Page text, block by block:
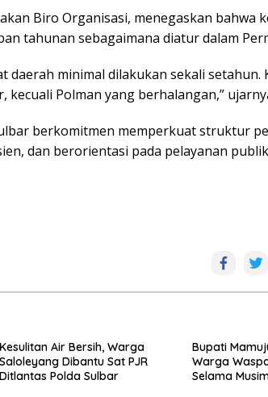
Biro Organisasi, menegaskan bahwa
tahunan sebagaimana diatur dalam
daerah minimal dilakukan sekali setahun.
Polman yang berhalangan,”
berkomitmen memperkuat struktur
dan berorientasi pada pelayanan
Kesulitan Air Bersih, Warga
Saloleyang Dibantu Sat PJR
Ditlantas Polda Sulbar
Bupati
Warga
Selama